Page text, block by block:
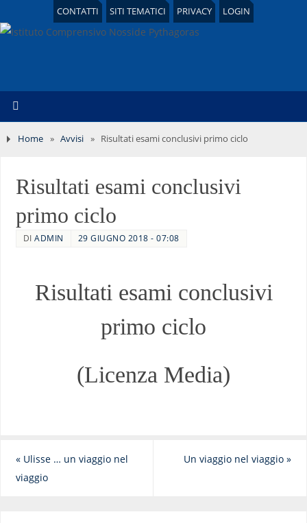
CONTATTI SITI TEMATICI PRIVACY LOGIN
Home » Avvisi » Risultati esami conclusivi primo ciclo
Risultati esami conclusivi
primo ciclo
DIADMIN 29 GIUGNO 2018 - 07:08
Risultati esami conclusivi
primo ciclo
(Licenza Media)
«Ulisse … un viaggio nel
viaggio
Un viaggio nel viaggio»